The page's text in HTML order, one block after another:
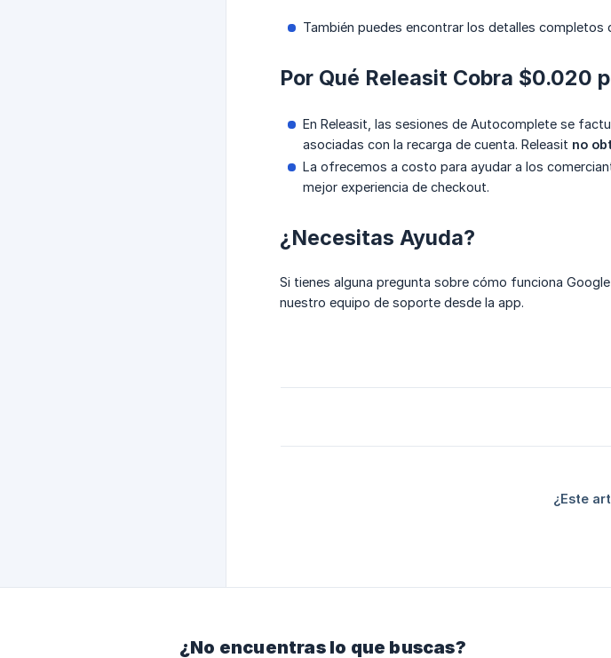
También puedes encontrar los detalles completos
Por Qué Releasit Cobra $0.020
En Releasit, las sesiones de Autocomplete se
asociadas con la recarga de cuenta. Releasit no
La ofrecemos a costo para ayudar a los
mejor experiencia de checkout.
¿Necesitas Ayuda?
Si tienes alguna pregunta sobre cómo funciona
nuestro equipo de soporte desde la app.
¿Este
¿No encuentras lo que buscas?